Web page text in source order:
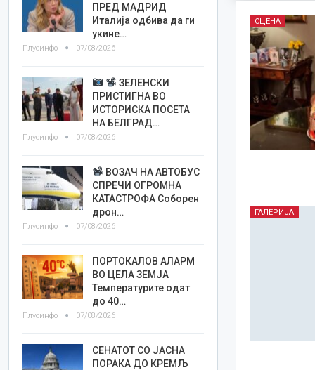
СЦЕНА
ГАЛЕРИЈА
ПРЕД МАДРИД
Италија одбива да ги
укине…
Плусинфо 07/08/2026
ЗЕЛЕНСКИ
ПРИСТИГНА ВО
ИСТОРИСКА ПОСЕТА
НА БЕЛГРАД…
Плусинфо 07/08/2026
ВОЗАЧ НА АВТОБУС
СПРЕЧИ ОГРОМНА
КАТАСТРОФА Соборен
дрон…
Плусинфо 07/08/2026
ПОРТОКАЛОВ АЛАРМ
ВО ЦЕЛА ЗЕМЈА
Температурите одат
до 40…
Плусинфо 07/08/2026
СЕНАТОТ СО ЈАСНА
ПОРАКА ДО КРЕМЉ